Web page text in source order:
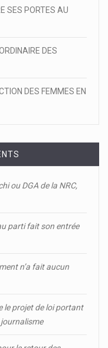
SES PORTES AU
DES
DES FEMMES EN
ou DGA de la NRC,
parti fait son entrée
n’a fait aucun
le projet de loi portant
journalisme